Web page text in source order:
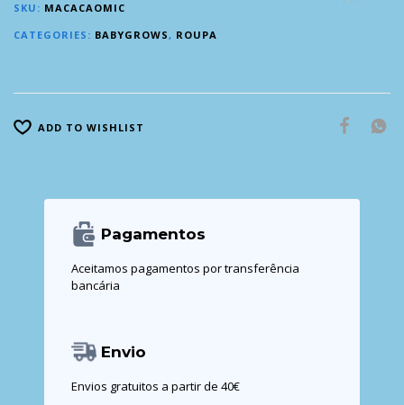
SKU: MACACAOMIC
CATEGORIES: BABYGROWS, ROUPA
ADD TO WISHLIST
Pagamentos
Aceitamos pagamentos por transferência
bancária
Envio
Envios gratuitos a partir de 40€